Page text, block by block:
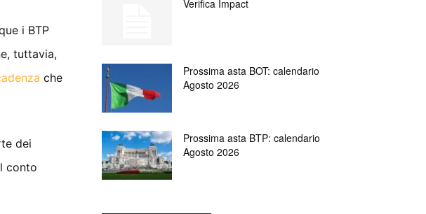
i BTP
tuttavia,
che
dei
conto
Verifica Impact
Prossima asta BOT: calendario
Agosto 2026
Prossima asta BTP: calendario
Agosto 2026